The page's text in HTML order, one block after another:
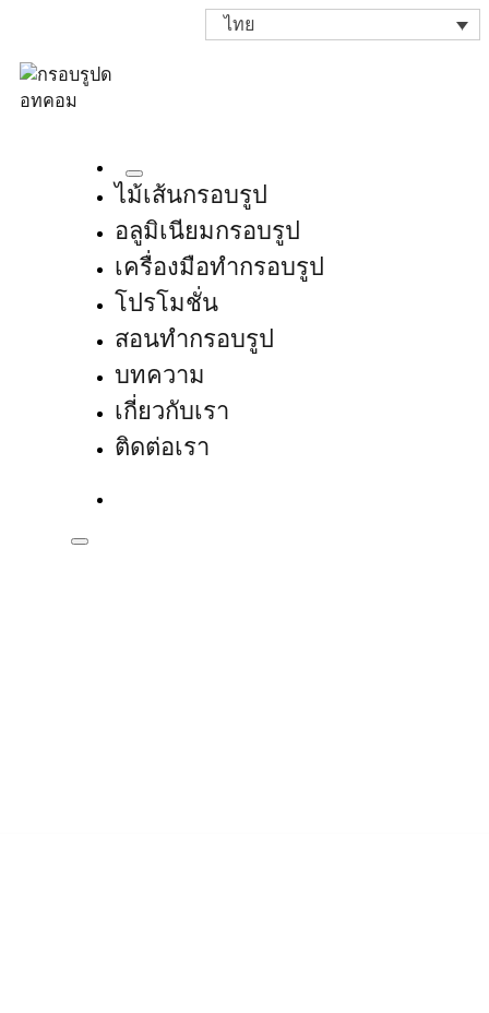
ไทย
ไม้เส้นกรอบรูป
อลูมิเนียมกรอบรูป
เครื่องมือทำกรอบรูป
โปรโมชั่น
สอนทำกรอบรูป
บทความ
เกี่ยวกับเรา
ติดต่อเรา